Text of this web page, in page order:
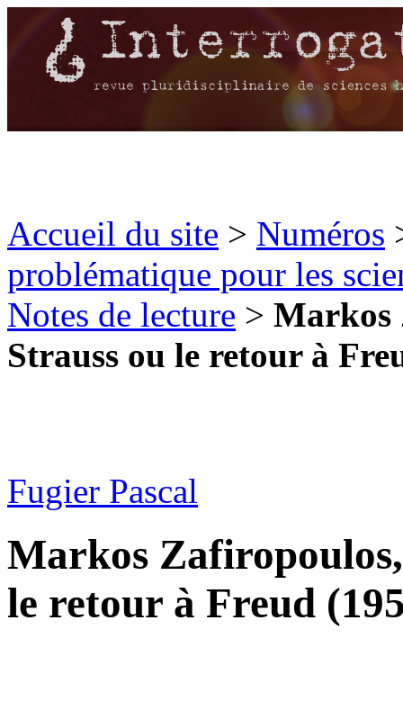
Accueil du site > Numéros
problématique pour les
Notes de lecture > Markos
Strauss ou le retour à
Fugier Pascal
Markos
le retour à Freud